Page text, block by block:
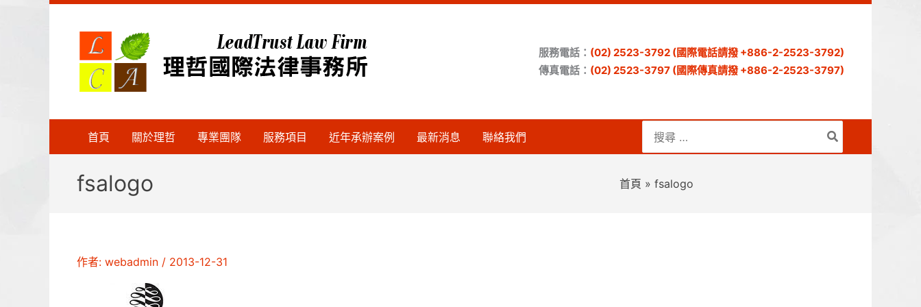
服務電話： (02) 2523-3792 (國際電話請撥 +886-2-2523-3792)
傳真電話： (02) 2523-3797 (國際傳真請撥 +886-2-2523-3797)
首頁 關於理哲 專業團隊 服務項目 近年承辦案例 最新消息 聯絡我們
尋：
fsalogo 首頁 fsalogo
作者: webadmin / 2013-12-31